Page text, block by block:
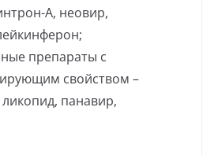
А, неовир,
препараты с
свойством –
панавир,